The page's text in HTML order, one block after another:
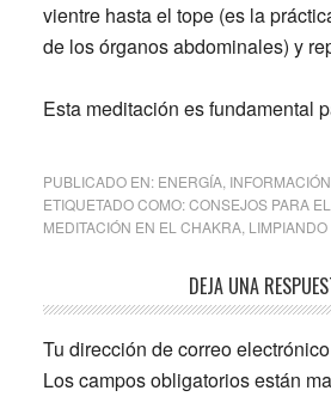
vientre hasta el tope (es la
de los órganos abdominales) y
Esta meditación es fundamental
PUBLICADO EN: ENERGÍA, INFORMACIÓN
ETIQUETADO COMO:CONSEJOS PARA
MEDITACIÓN EN EL CHAKRA,
Interacciones
con
los
lectores
DEJA UNA
Tu dirección de correo
Los campos obligatorios están